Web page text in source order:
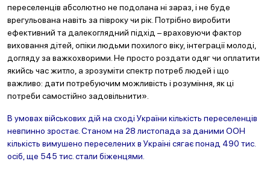
переселенців абсолютно не подолана ні зараз, і не буде
врегульована навіть за півроку чи рік. Потрібно виробити
ефективний та далекоглядний підхід – враховуючи фактор
виховання дітей, опіки людьми похилого віку, інтеграції молоді,
догляду за важкохворими. Не просто роздати одяг чи оплатити
якийсь час житло, а зрозуміти спектр потреб людей і що
важливо: дати потребуючим можливість і розуміння, як ці
потреби самостійно задовільнити».
В умовах військових дій на сході України кількість переселенців
невпинно зростає. Станом на 28 листопада за даними ООН
кількість вимушено переселених в Україні сягає понад 490 тис.
осіб, ще 545 тис. стали біженцями.